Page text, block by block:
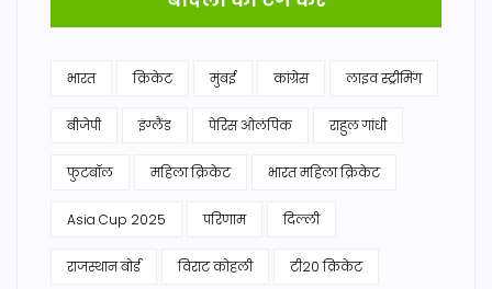
भारत क्रिकेट मुंबई कांग्रेस लाइव स्ट्रीमिंग
बीजेपी इंग्लैंड पेरिस ओलंपिक राहुल गांधी
फुटबॉल महिला क्रिकेट भारत महिला क्रिकेट
Asia Cup 2025 परिणाम दिल्ली
राजस्थान बोर्ड विराट कोहली टी20 क्रिकेट